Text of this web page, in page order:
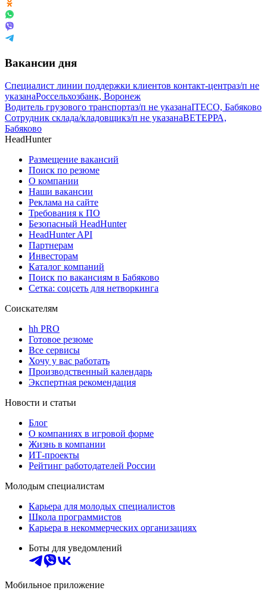
Вакансии дня
Специалист линии поддержки клиентов контакт-центраз/п не
указанаРоссельхозбанк, Воронеж
Водитель грузового транспортаз/п не указанаITECO, Бабяково
Сотрудник склада/кладовщикз/п не указанаВЕТЕРРА,
Бабяково
HeadHunter
Размещение вакансий
Поиск по резюме
О компании
Наши вакансии
Реклама на сайте
Требования к ПО
Безопасный HeadHunter
HeadHunter API
Партнерам
Инвесторам
Каталог компаний
Поиск по вакансиям в Бабяково
Сетка: соцсеть для нетворкинга
Соискателям
hh PRO
Готовое резюме
Все сервисы
Хочу у вас работать
Производственный календарь
Экспертная рекомендация
Новости и статьи
Блог
О компаниях в игровой форме
Жизнь в компании
ИТ-проекты
Рейтинг работодателей России
Молодым специалистам
Карьера для молодых специалистов
Школа программистов
Карьера в некоммерческих организациях
Боты для уведомлений
Мобильное приложение